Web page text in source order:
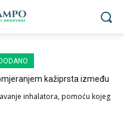
kažiprsta između
inhalatora, pomoću kojeg